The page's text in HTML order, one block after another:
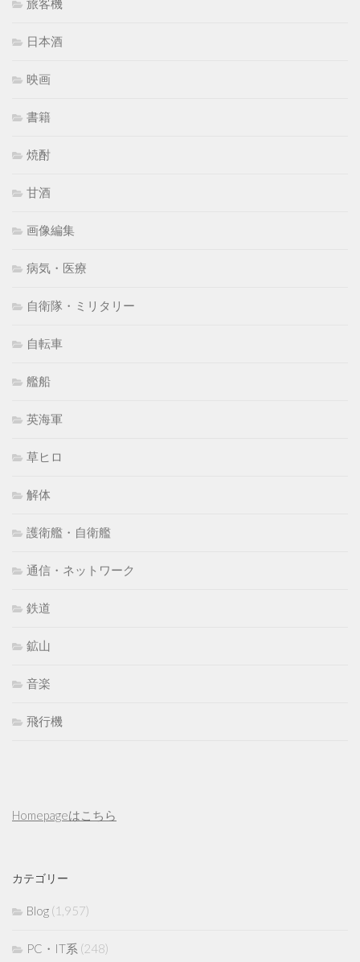
旅客機
日本酒
映画
書籍
焼酎
甘酒
画像編集
病気・医療
自衛隊・ミリタリー
自転車
艦船
英海軍
草ヒロ
解体
護衛艦・自衛艦
通信・ネットワーク
鉄道
鉱山
音楽
飛行機
Homepageはこちら
カテゴリー
Blog (1,957)
PC・IT系 (248)